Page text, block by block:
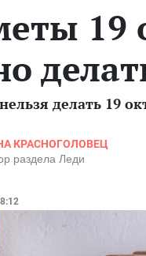
19
делать 19
КРАСНОГОЛОВЕЦ
раздела Леди